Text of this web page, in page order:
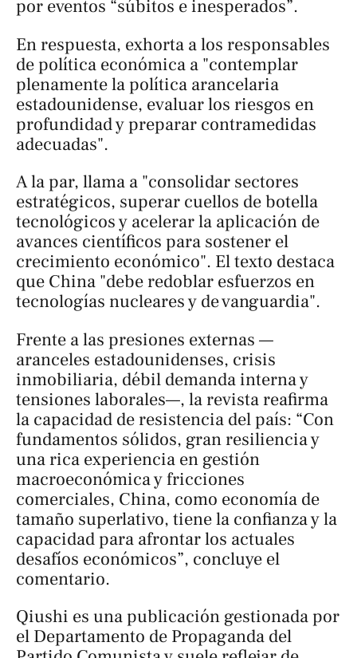
por eventos “súbitos e inesperados”.
En respuesta, exhorta a los responsables
de política económica a "contemplar
plenamente la política arancelaria
estadounidense, evaluar los riesgos en
profundidad y preparar contramedidas
adecuadas".
A la par, llama a "consolidar sectores
estratégicos, superar cuellos de botella
tecnológicos y acelerar la aplicación de
avances científicos para sostener el
crecimiento económico". El texto destaca
que China "debe redoblar esfuerzos en
tecnologías nucleares y de vanguardia".
Frente a las presiones externas —
aranceles estadounidenses, crisis
inmobiliaria, débil demanda interna y
tensiones laborales—, la revista reafirma
la capacidad de resistencia del país: “Con
fundamentos sólidos, gran resiliencia y
una rica experiencia en gestión
macroeconómica y fricciones
comerciales, China, como economía de
tamaño superlativo, tiene la confianza y la
capacidad para afrontar los actuales
desafíos económicos”, concluye el
comentario.
Qiushi es una publicación gestionada por
el Departamento de Propaganda del